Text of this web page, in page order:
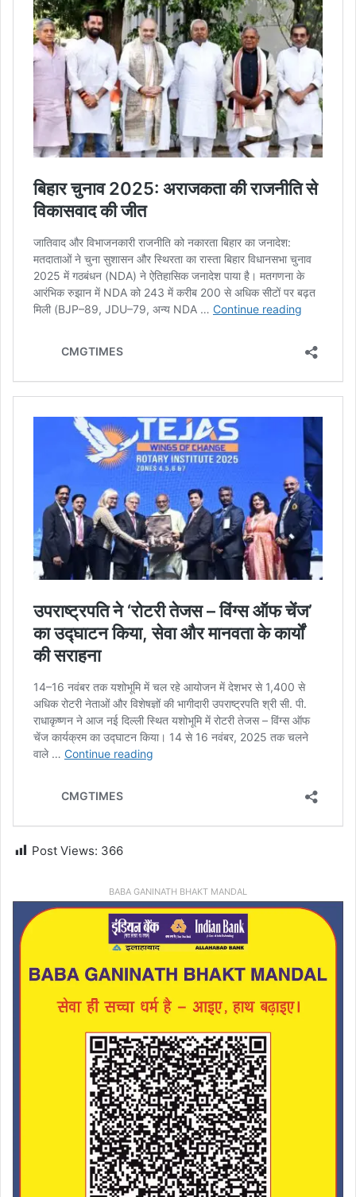
Post Views: 366
BABA GANINATH BHAKT MANDAL